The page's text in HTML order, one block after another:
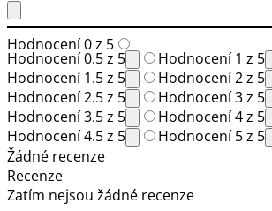
Hodnocení 0 z 5
Hodnocení 0.5 z 5
Hodnocení 1 z 5
Hodnocení 1.5 z 5
Hodnocení 2 z 5
Hodnocení 2.5 z 5
Hodnocení 3 z 5
Hodnocení 3.5 z 5
Hodnocení 4 z 5
Hodnocení 4.5 z 5
Hodnocení 5 z 5
Žádné recenze
Recenze
Zatím nejsou žádné recenze